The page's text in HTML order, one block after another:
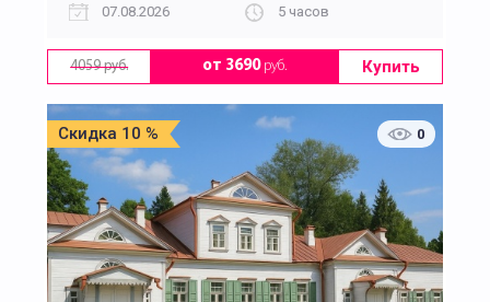
07.08.2026
5 часов
4059 руб. от 3690руб. Купить
Скидка 10 % 0